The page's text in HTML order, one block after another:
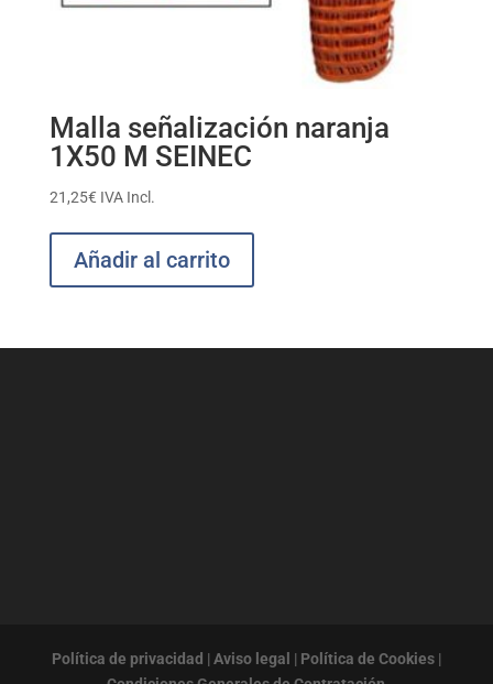
Malla señalización naranja
1X50 M SEINEC
21,25€ IVA Incl.
Añadir al carrito
Política de privacidad | Aviso legal | Política de Cookies|